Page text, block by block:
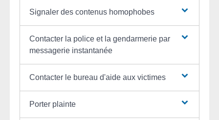
Signaler des contenus homophobes
Contacter la police et la gendarmerie par
messagerie instantanée
Contacter le bureau d'aide aux victimes
Porter plainte